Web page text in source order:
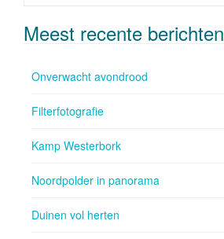
Meest recente berichten
Onverwacht avondrood
Filterfotografie
Kamp Westerbork
Noordpolder in panorama
Duinen vol herten